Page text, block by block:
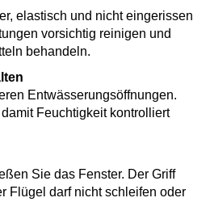
elastisch und nicht eingerissen
vorsichtig reinigen und
behandeln.
Entwässerungsöffnungen.
Feuchtigkeit kontrolliert
Sie das Fenster. Der Griff
Flügel darf nicht schleifen oder